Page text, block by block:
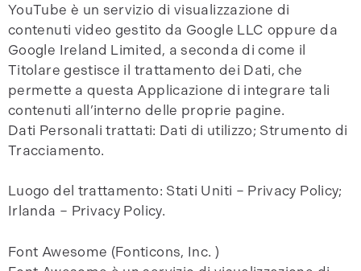
YouTube è un servizio di visualizzazione di
contenuti video gestito da Google LLC oppure da
Google Ireland Limited, a seconda di come il
Titolare gestisce il trattamento dei Dati, che
permette a questa Applicazione di integrare tali
contenuti all’interno delle proprie pagine.
Dati Personali trattati: Dati di utilizzo; Strumento di
Tracciamento.
Luogo del trattamento: Stati Uniti – Privacy Policy;
Irlanda – Privacy Policy.
Font Awesome (Fonticons, Inc. )